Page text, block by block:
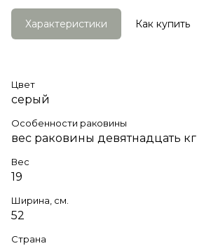
Характеристики Как купить
Цвет
серый
Особенности раковины
вес раковины девятнадцать кг
Вес
19
Ширина, см.
52
Страна